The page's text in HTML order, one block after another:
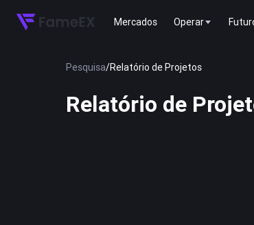
Mercados Operar
Pesquisa/Relatório de Projetos
Relatório de